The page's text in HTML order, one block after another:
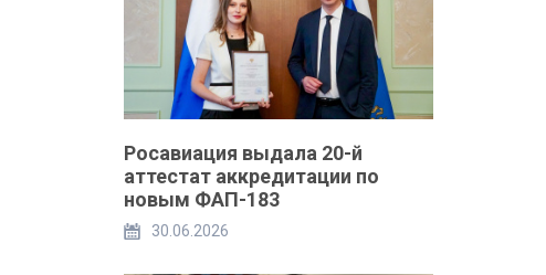
Росавиация выдала 20-й
аттестат аккредитации по
новым ФАП-183
30.06.2026